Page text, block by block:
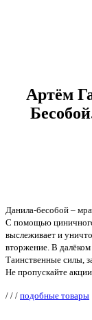
Артём
Данила-бесобой –
С помощью
выслеживает и
вторжение. В
Таинственные силы,
Не пропускайте
/ / / подобные товары